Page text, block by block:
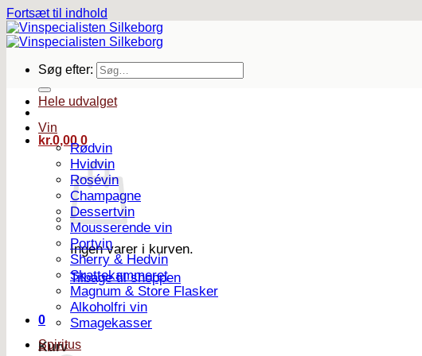
Fortsæt til indhold
Søg efter:
kr.0,00 0
Ingen varer i kurven.
Tilbage til shoppen
0
Kurv
Hele udvalget
Vin
Rødvin
Hvidvin
Rosévin
Champagne
Dessertvin
Mousserende vin
Portvin
Sherry & Hedvin
Skattekammeret
Magnum & Store Flasker
Alkoholfri vin
Smagekasser
Spiritus